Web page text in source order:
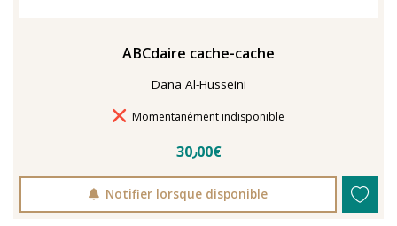
ABCdaire cache-cache
Dana Al-Husseini
Délais de livraison
Momentanément indisponible
30٫00€
Notifier lorsque disponible